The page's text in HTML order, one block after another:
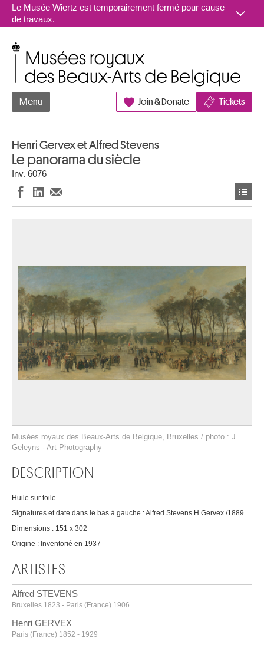
Aller au contenu
Le Musée Wiertz est temporairement fermé pour cause
de travaux.
Menu Join & Donate Tickets
Henri Gervex et Alfred Stevens
Le panorama du siècle
Inv. 6076
Musées royaux des Beaux-Arts de Belgique, Bruxelles / photo : J.
Geleyns - Art Photography
DESCRIPTION
Huile sur toile
Signatures et date dans le bas à gauche : Alfred Stevens.H.Gervex./1889.
Dimensions : 151 x 302
Origine : Inventorié en 1937
ARTISTES
Alfred STEVENS
Bruxelles 1823 - Paris (France) 1906
Henri GERVEX
Paris (France) 1852 - 1929